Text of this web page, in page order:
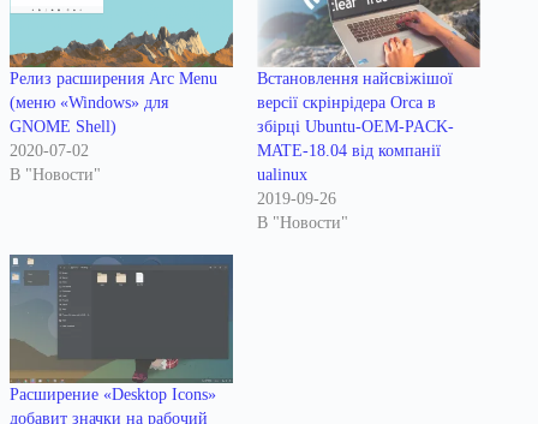
Релиз расширения Arc Menu
(меню «Windows» для
GNOME Shell)
2020-07-02
В "Новости"
Встановлення найсвіжішої
версії скрінрідера Orca в
збірці Ubuntu-OEM-PACK-
MATE-18.04 від компанії
ualinux
2019-09-26
В "Новости"
Расширение «Desktop Icons»
добавит значки на рабочий